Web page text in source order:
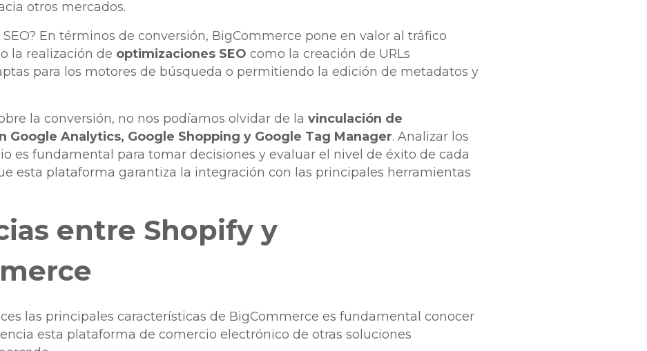
otros mercados.
SEO? En términos de conversión, BigCommerce pone en valor al tráfico
la realización de optimizaciones SEO como la creación de URLs
para los motores de búsqueda o permitiendo la edición de metadatos y
la conversión, no nos podíamos olvidar de la vinculación de
Google Analytics, Google Shopping y Google Tag Manager. Analizar los
es fundamental para tomar decisiones y evaluar el nivel de éxito de cada
esta plataforma garantiza la integración con las principales herramientas
entre Shopify y
las principales características de BigCommerce es fundamental conocer
esta plataforma de comercio electrónico de otras soluciones